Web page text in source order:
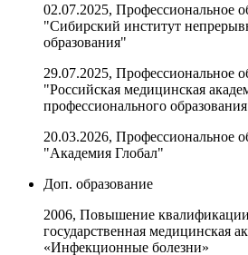
02.07.2025,
"Сибирский институт
образования"
29.07.2025,
"Российская медицинская
профессионального
20.03.2026, Профессиональное
"Академия Глобал"
Доп. образование
2006, Повышение
государственная медицинская
«Инфекционные болезни»